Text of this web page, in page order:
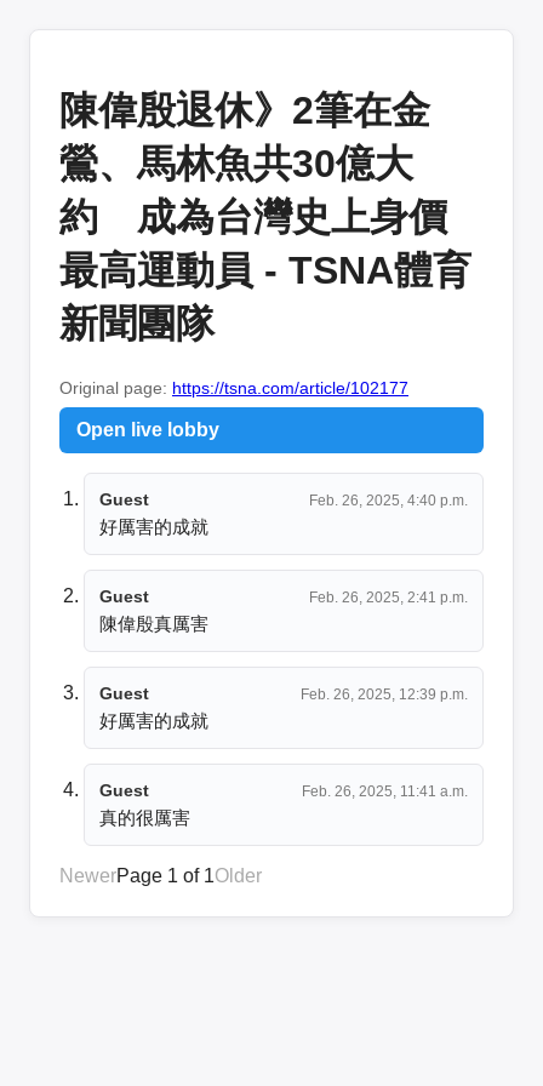
陳偉殷退休》2筆在金
鶯、馬林魚共30億大
約 成為台灣史上身價
最高運動員 - TSNA體育
新聞團隊
Original page: https://tsna.com/article/102177
Open live lobby
Guest Feb. 26, 2025, 4:40 p.m.
好厲害的成就
Guest Feb. 26, 2025, 2:41 p.m.
陳偉殷真厲害
Guest Feb. 26, 2025, 12:39 p.m.
好厲害的成就
Guest Feb. 26, 2025, 11:41 a.m.
真的很厲害
NewerPage 1 of 1Older